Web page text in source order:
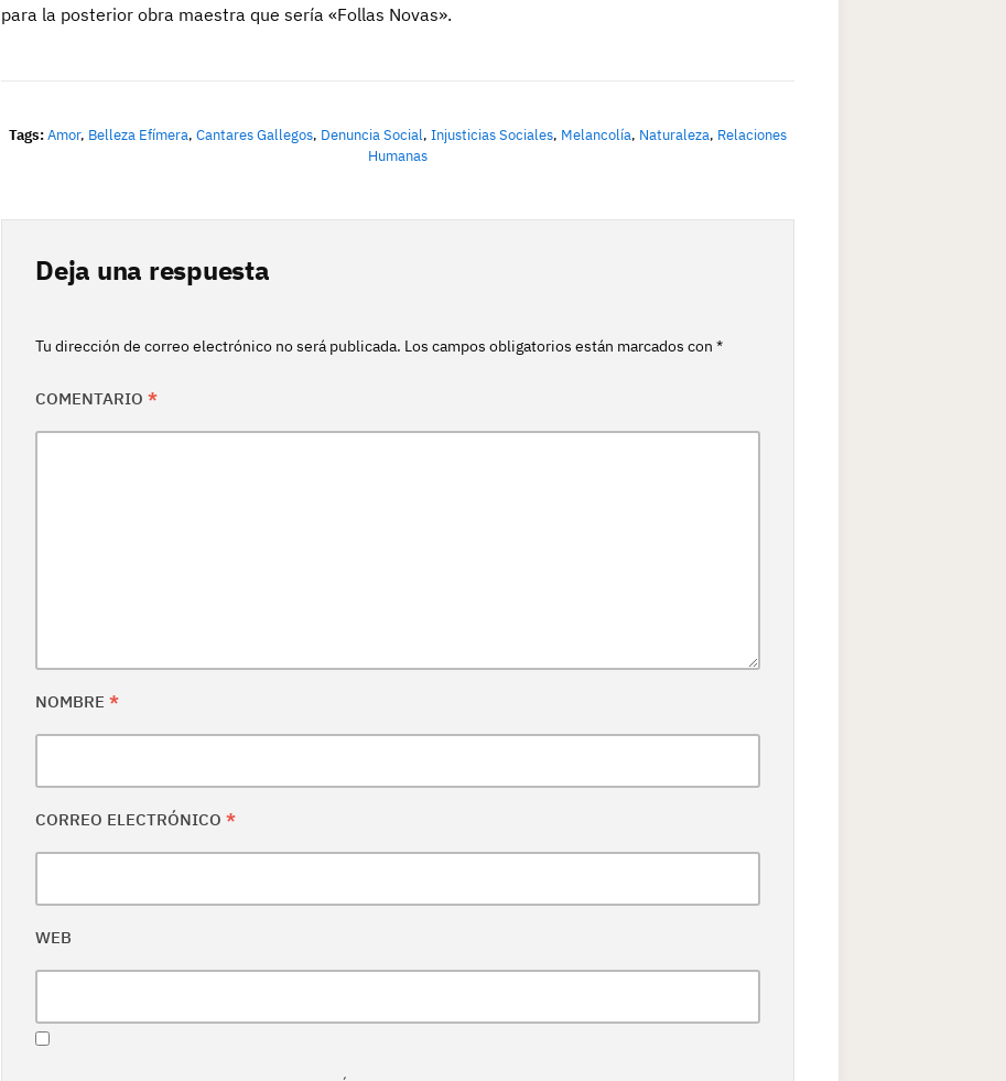
para la posterior obra maestra que sería «Follas Novas».
Tags:Amor, Belleza Efímera, Cantares Gallegos, Denuncia Social, Injusticias Sociales, Melancolía, Naturaleza, Relaciones
Humanas
Deja una respuesta
Tu dirección de correo electrónico no será publicada. Los campos obligatorios están marcados con *
COMENTARIO *
NOMBRE *
CORREO ELECTRÓNICO *
WEB